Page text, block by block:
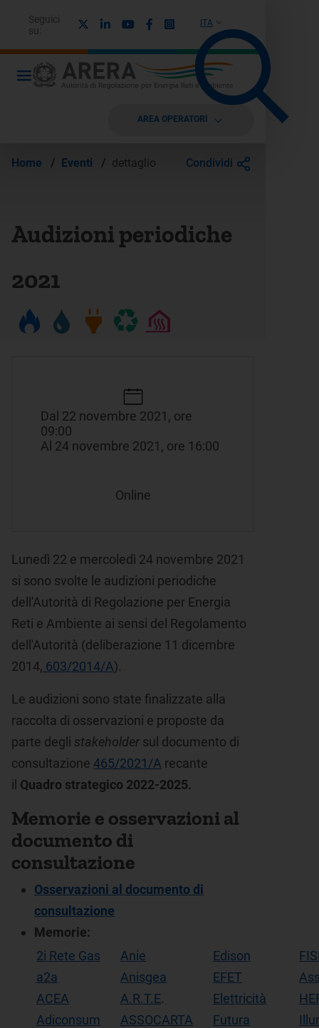
ITA
Seguici
su:
LinkedinYoutubeFacebook
Instagram
AREA OPERATORI
Home / Eventi / dettaglio Condividi
Audizioni periodiche
2021
Dal 22 novembre 2021, ore
09:00
Al 24 novembre 2021, ore 16:00
Online
Lunedì 22 e mercoledì 24 novembre 2021
si sono svolte le audizioni periodiche
dell'Autorità di Regolazione per Energia
Reti e Ambiente ai sensi del Regolamento
dell'Autorità (deliberazione 11 dicembre
2014, 603/2014/A).
Le audizioni sono state finalizzate alla
raccolta di osservazioni e proposte da
parte degli stakeholder sul documento di
consultazione 465/2021/A recante
il Quadro strategico 2022-2025.
Memorie e osservazioni al
documento di
consultazione
Osservazioni al documento di
consultazione
Memorie:
2i Rete Gas
a2a
ACEA
Adiconsum
Anie
Anisgea
A.R.T.E.
ASSOCARTA
Edison
EFET
Elettricità
Futura